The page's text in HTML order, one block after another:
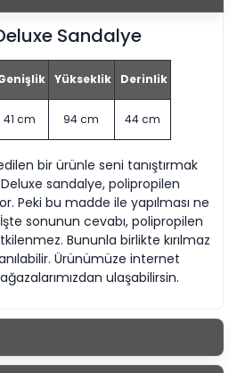
Sandalye
Yükseklik Derinlik
41 cm 94 cm 44 cm
bir ürünle seni tanıştırmak
sandalye, polipropilen
Peki bu madde ile yapılması ne
sonunun cevabı, polipropilen
Bununla birlikte kırılmaz
Ürünümüze internet
ulaşabilirsin.